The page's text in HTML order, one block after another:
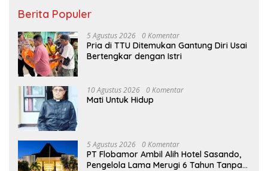
Berita Populer
5 Agustus 2026 0 Komentar
Pria di TTU Ditemukan Gantung Diri Usai
Bertengkar dengan Istri
10 Agustus 2026 0 Komentar
Mati Untuk Hidup
5 Agustus 2026 0 Komentar
PT Flobamor Ambil Alih Hotel Sasando,
Pengelola Lama Merugi 6 Tahun Tanpa